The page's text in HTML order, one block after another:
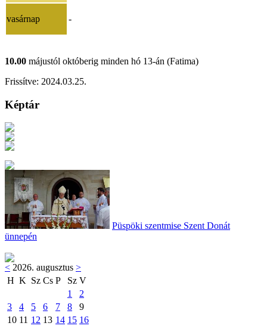
vasárnap -
10.00 májustól októberig minden hó 13-án (Fatima)
Frissítve: 2024.03.25.
Képtár
Püspöki szentmise Szent Donát
ünnepén
< 2026. augusztus >
H K Sz Cs P Sz V
1
2
3
4 5 6 7 8
9
10 11 12 13 14 15 16